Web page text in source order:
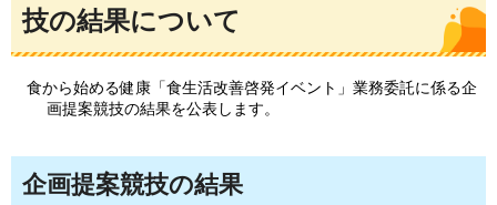
技の結果について
食から始める健康「食生活改善啓発イベント」業務委託に係る企
画提案競技の結果を公表します。
企画提案競技の結果